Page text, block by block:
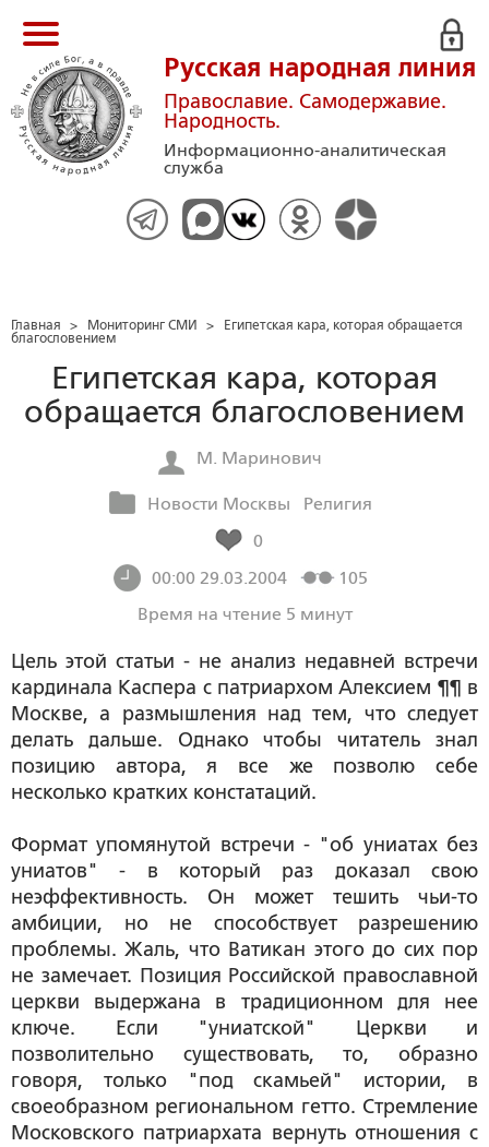
Русская народная линия
Православие. Самодержавие.
Народность.
Информационно-аналитическая
служба
Главная > Мониторинг СМИ >
Египетская кара, которая обращается
благословением
Египетская кара, которая
обращается благословением
М. Маринович
Новости Москвы
Религия
0
00:00 29.03.2004
105
Время на чтение 5 минут
Цель этой статьи - не анализ недавней встречи
кардинала Каспера с патриархом Алексием ¶¶ в
Москве, а размышления над тем, что следует
делать дальше. Однако чтобы читатель знал
позицию автора, я все же позволю себе
несколько кратких констатаций.
Формат упомянутой встречи - "об униатах без
униатов" - в который раз доказал свою
неэффективность. Он может тешить чьи-то
амбиции, но не способствует разрешению
проблемы. Жаль, что Ватикан этого до сих пор
не замечает. Позиция Российской православной
церкви выдержана в традиционном для нее
ключе. Если "униатской" Церкви и
позволительно существовать, то, образно
говоря, только "под скамьей" истории, в
своеобразном региональном гетто. Стремление
Московского патриархата вернуть отношения с